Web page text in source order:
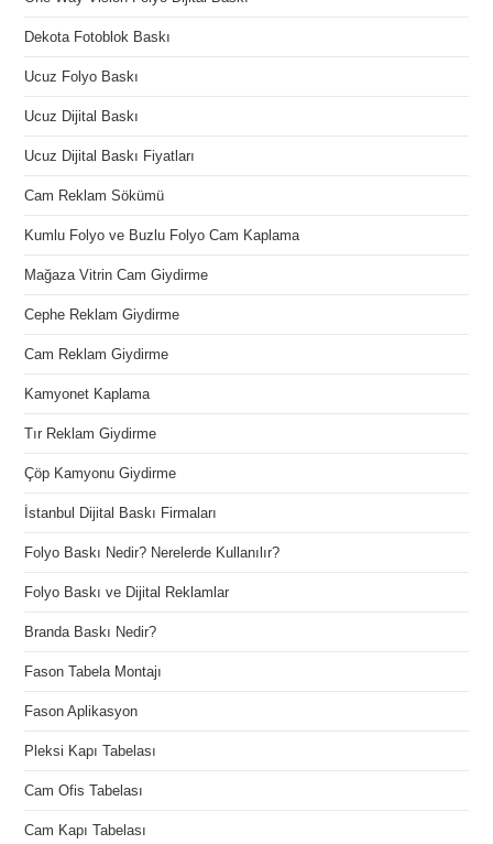
Dekota Fotoblok Baskı
Ucuz Folyo Baskı
Ucuz Dijital Baskı
Ucuz Dijital Baskı Fiyatları
Cam Reklam Sökümü
Kumlu Folyo ve Buzlu Folyo Cam Kaplama
Mağaza Vitrin Cam Giydirme
Cephe Reklam Giydirme
Cam Reklam Giydirme
Kamyonet Kaplama
Tır Reklam Giydirme
Çöp Kamyonu Giydirme
İstanbul Dijital Baskı Firmaları
Folyo Baskı Nedir? Nerelerde Kullanılır?
Folyo Baskı ve Dijital Reklamlar
Branda Baskı Nedir?
Fason Tabela Montajı
Fason Aplikasyon
Pleksi Kapı Tabelası
Cam Ofis Tabelası
Cam Kapı Tabelası